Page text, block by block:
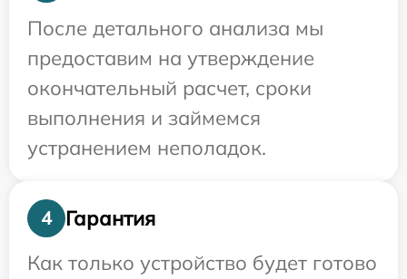
После детального анализа мы
предоставим на утверждение
окончательный расчет, сроки
выполнения и займемся
устранением неполадок.
4
Гарантия
Как только устройство будет готово